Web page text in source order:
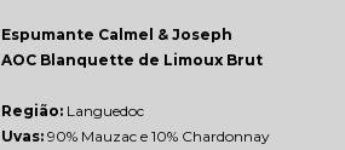
Espumante Calmel & Joseph
AOC Blanquette de Limoux Brut
Região: Languedoc
Uvas: 90% Mauzac e 10% Chardonnay